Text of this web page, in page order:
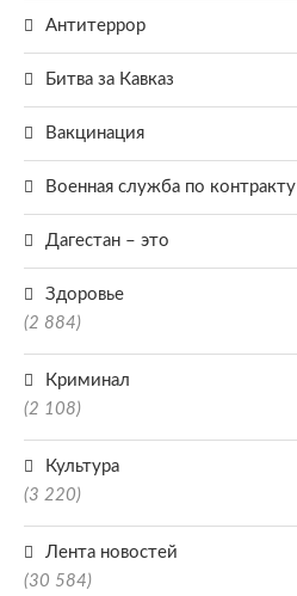
Антитеррор
Битва за Кавказ
Вакцинация
Военная служба по контракту
Дагестан – это
Здоровье
(2 884)
Криминал
(2 108)
Культура
(3 220)
Лента новостей
(30 584)